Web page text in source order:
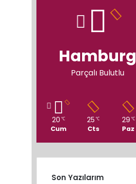
Hamburg
Parçalı Bulutlu
20 ℃
Cum
25 ℃
Cts
29 ℃
Paz
Son Yazılarım